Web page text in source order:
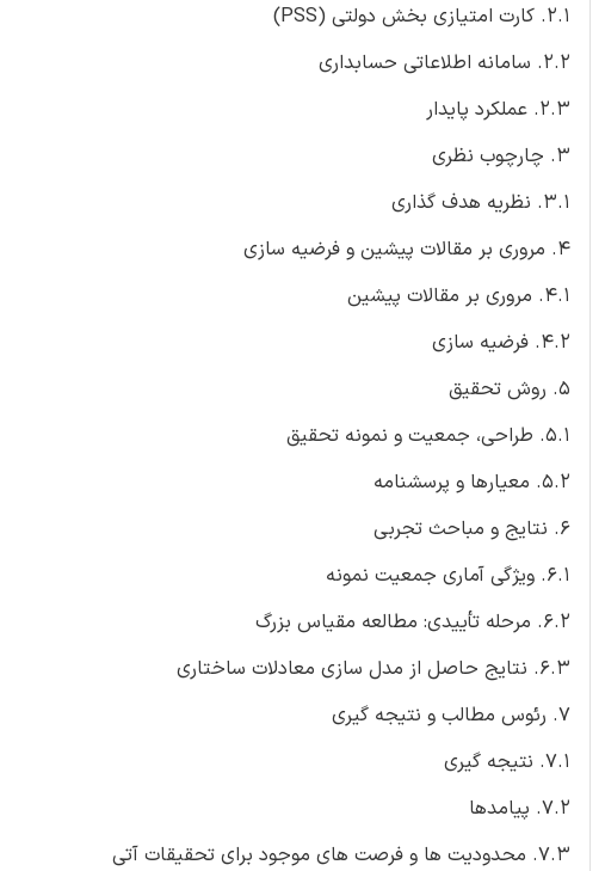
2.1. کارت امتیازی بخش دولتی (PSS)
2.2. سامانه اطلاعاتی حسابداری
2.3. عملکرد پایدار
3. چارچوب نظری
3.1. نظریه هدف گذاری
4. مروری بر مقالات پیشین و فرضیه سازی
4.1. مروری بر مقالات پیشین
4.2. فرضیه سازی
5. روش تحقیق
5.1. طراحی، جمعیت و نمونه تحقیق
5.2. معیارها و پرسشنامه
6. نتایج و مباحث تجربی
6.1. ویژگی آماری جمعیت نمونه
6.2. مرحله تأییدی: مطالعه مقیاس بزرگ
6.3. نتایج حاصل از مدل سازی معادلات ساختاری
7. رئوس مطالب و نتیجه گیری
7.1. نتیجه گیری
7.2. پیامدها
7.3. محدودیت ها و فرصت های موجود برای تحقیقات آتی